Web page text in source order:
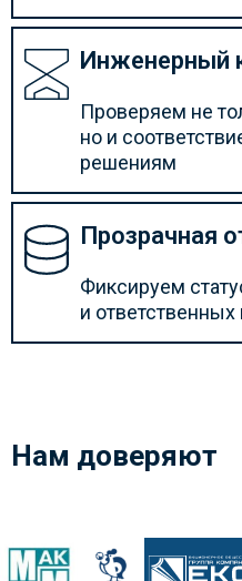
Инженерный
Проверяем не
но и
решениям
Прозрачная
Фиксируем
и
Нам доверяют